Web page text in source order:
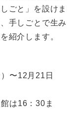
ごと」を設けま
手しごとで生み
紹介します。
12月21日
16：30ま